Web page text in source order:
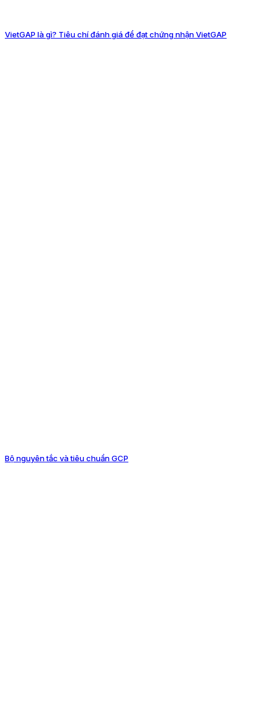
VietGAP là gì? Tiêu chí đánh giá để đạt chứng nhận VietGAP
Bộ nguyên tắc và tiêu chuẩn GCP